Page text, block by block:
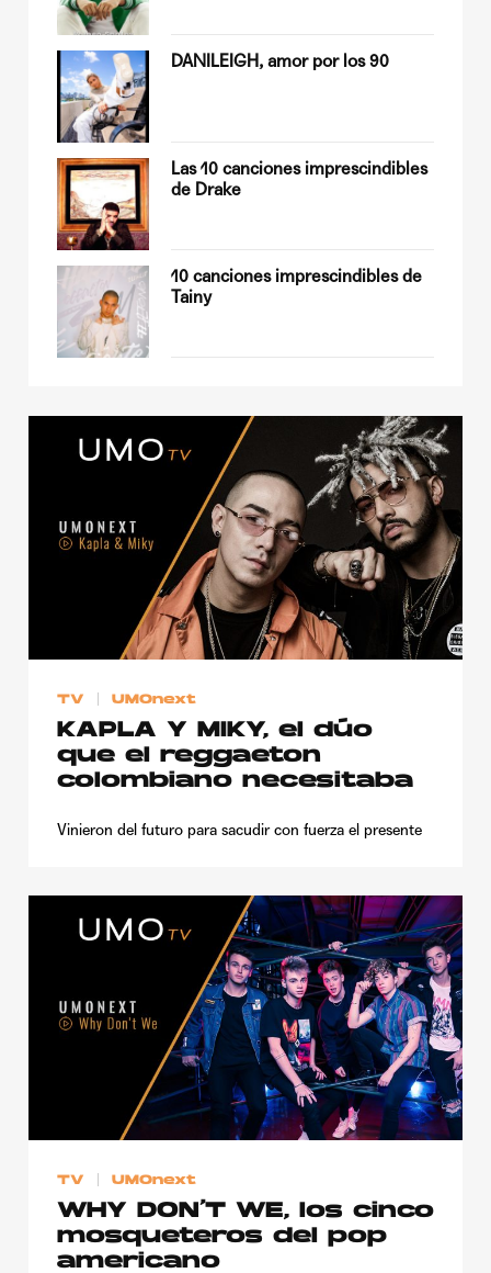
DANILEIGH, amor por los 90
Las 10 canciones imprescindibles
de Drake
10 canciones imprescindibles de
Tainy
TV UMOnext
KAPLA Y MIKY, el dúo
que el reggaeton
colombiano necesitaba
Vinieron del futuro para sacudir con fuerza el presente
TV UMOnext
WHY DON’T WE, los cinco
mosqueteros del pop
americano